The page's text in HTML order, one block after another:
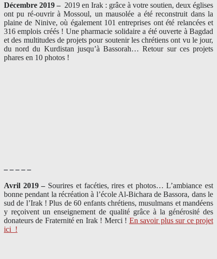
Décembre 2019 – 2019 en Irak : grâce à votre soutien, deux églises
ont pu ré-ouvrir à Mossoul, un mausolée a été reconstruit dans la
plaine de Ninive, où également 101 entreprises ont été relancées et
316 emplois créés ! Une pharmacie solidaire a été ouverte à Bagdad
et des multitudes de projets pour soutenir les chrétiens ont vu le jour,
du nord du Kurdistan jusqu’à Bassorah… Retour sur ces projets
phares en 10 photos !
– – – – –
Avril 2019 – Sourires et facéties, rires et photos… L’ambiance est
bonne pendant la récréation à l’école Al-Bichara de Bassora, dans le
sud de l’Irak ! Plus de 60 enfants chrétiens, musulmans et mandéens
y reçoivent un enseignement de qualité grâce à la générosité des
donateurs de Fraternité en Irak ! Merci ! En savoir plus sur ce projet
ici !